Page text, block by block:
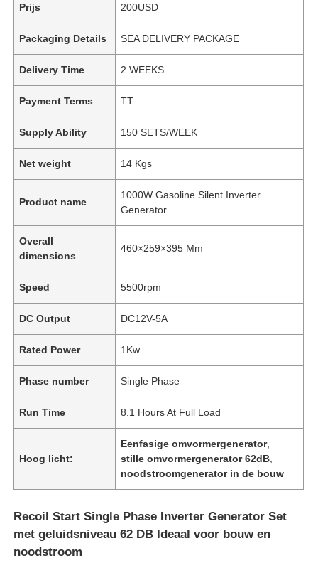
Prijs 200USD
Packaging Details SEA DELIVERY PACKAGE
Delivery Time 2 WEEKS
Payment Terms TT
Supply Ability 150 SETS/WEEK
Net weight 14 Kgs
Product name
1000W Gasoline Silent Inverter
Generator
Overall
dimensions
460×259×395 Mm
Speed 5500rpm
DC Output DC12V-5A
Rated Power 1Kw
Phase number Single Phase
Run Time 8.1 Hours At Full Load
Hoog licht:
Eenfasige omvormergenerator,
stille omvormergenerator 62dB
noodstroomgenerator in de bouw
Recoil Start Single Phase Inverter Generator Set
met geluidsniveau 62 DB Ideaal voor bouw en
noodstroom